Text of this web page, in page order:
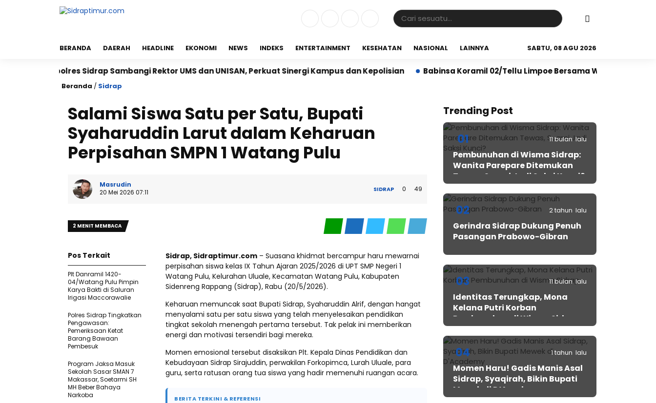
BERANDA DAERAH HEADLINE EKONOMI NEWS INDEKS ENTERTAINMENT KESEHATAN NASIONAL LAINNYA SABTU, 08 AGU 2026
Kapolres Sidrap Sambangi Rektor UMS dan UNISAN, Perkuat Sinergi Kampus dan Kepolisian Babinsa Koramil 02/Tellu Limpoe Bersama Warga Gelar Karya Bakti
Beranda / Sidrap
Salami Siswa Satu per Satu, Bupati
Syaharuddin Larut dalam Keharuan
Perpisahan SMPN 1 Watang Pulu
Masrudin
20 Mei 2026 07:11
SIDRAP 0 49
2 MENIT MEMBACA
Sidrap, Sidraptimur.com – Suasana khidmat bercampur haru mewarnai
perpisahan siswa kelas IX Tahun Ajaran 2025/2026 di UPT SMP Negeri 1
Watang Pulu, Kelurahan Uluale, Kecamatan Watang Pulu, Kabupaten
Sidenreng Rappang (Sidrap), Rabu (20/5/2026).
Keharuan memuncak saat Bupati Sidrap, Syaharuddin Alrif, dengan hangat
menyalami satu per satu siswa yang telah menyelesaikan pendidikan
tingkat sekolah menengah pertama tersebut. Tak pelak ini memberikan
energi dan motivasi tersendiri bagi mereka.
Momen emosional tersebut disaksikan Plt. Kepala Dinas Pendidikan dan
Kebudayaan Sidrap Sirajuddin, perwakilan Forkopimca, Lurah Uluale, para
guru, serta ratusan orang tua siswa yang hadir memenuhi ruangan acara.
BERITA TERKINI & REFERENSI
Pos Terkait
Plt Danramil 1420-
04/Watang Pulu Pimpin
Karya Bakti di Saluran
Irigasi Maccorawalie
Polres Sidrap Tingkatkan
Pengawasan:
Pemeriksaan Ketat
Barang Bawaan
Pembesuk
Program Jaksa Masuk
Sekolah Sasar SMAN 7
Makassar, Soetarmi SH
MH Beber Bahaya
Narkoba
Trending Post
01 11 bulan lalu
Pembunuhan di Wisma Sidrap:
Wanita Parepare Ditemukan
Tewas, Suami Jadi Saksi Kunci?
02 2 tahun lalu
Gerindra Sidrap Dukung Penuh
Pasangan Prabowo-Gibran
03 11 bulan lalu
Identitas Terungkap, Mona
Kelana Putri Korban
Pembunuhan di Wisma Sidrap
04 1 tahun lalu
Momen Haru! Gadis Manis Asal
Sidrap, Syaqirah, Bikin Bupati
Mewek di D’Academy​